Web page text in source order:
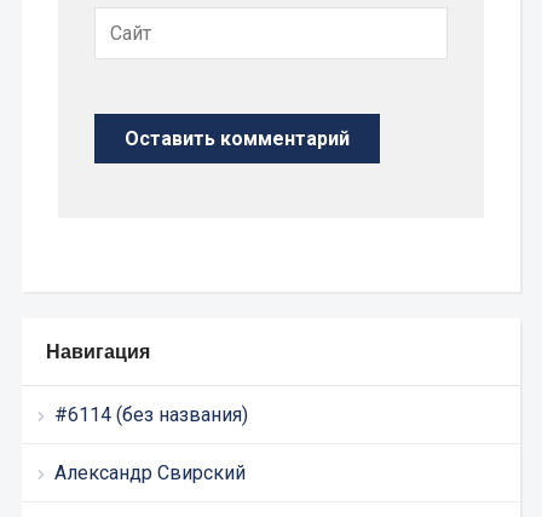
Навигация
#6114 (без названия)
Александр Свирский